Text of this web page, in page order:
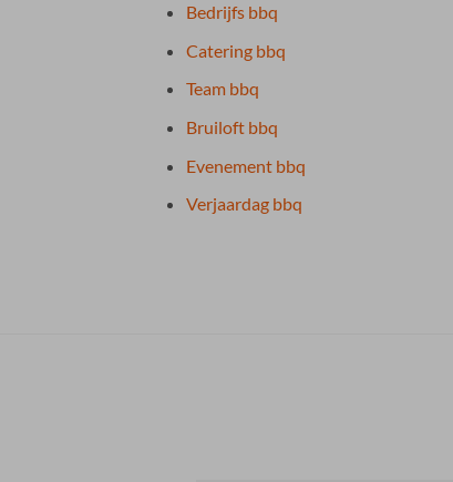
Bedrijfs bbq
Catering bbq
Team bbq
Bruiloft bbq
Evenement bbq
Verjaardag bbq